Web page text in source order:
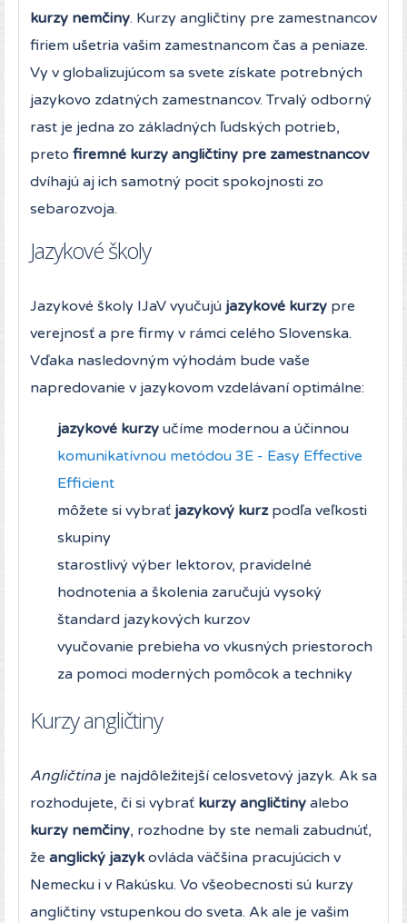
kurzy nemčiny. Kurzy angličtiny pre zamestnancov
firiem ušetria vašim zamestnancom čas a peniaze.
Vy v globalizujúcom sa svete získate potrebných
jazykovo zdatných zamestnancov. Trvalý odborný
rast je jedna zo základných ľudských potrieb,
preto firemné kurzy angličtiny pre zamestnancov
dvíhajú aj ich samotný pocit spokojnosti zo
sebarozvoja.
Jazykové školy
Jazykové školy IJaV vyučujú jazykové kurzy pre
verejnosť a pre firmy v rámci celého Slovenska.
Vďaka nasledovným výhodám bude vaše
napredovanie v jazykovom vzdelávaní optimálne:
jazykové kurzy učíme modernou a účinnou
komunikatívnou metódou 3E - Easy Effective
Efficient
môžete si vybrať jazykový kurzpodľa veľkosti
skupiny
starostlivý výber lektorov, pravidelné
hodnotenia a školenia zaručujú vysoký
štandard jazykových kurzov
vyučovanie prebieha vo vkusných priestoroch
za pomoci moderných pomôcok a techniky
Kurzy angličtiny
Angličtinaje najdôležitejší celosvetový jazyk. Ak sa
rozhodujete, či si vybrať kurzy angličtiny alebo
kurzy nemčiny, rozhodne by ste nemali zabudnúť,
že anglický jazykovláda väčšina pracujúcich v
Nemecku i v Rakúsku. Vo všeobecnosti sú kurzy
angličtiny vstupenkou do sveta. Ak ale je vašim